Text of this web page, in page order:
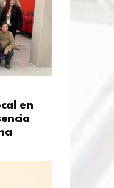
en